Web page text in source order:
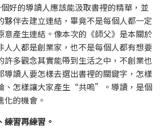
好的導讀人應該能汲取書裡的精華，並
夥伴去建立連結，畢竟不是每個人都一定
意產生連結。像本次的《師父》是本關於
人人都是創業家，也不是每個人都有想要
許多觀念其實能帶到生活之中，不創業也
導讀人要怎樣去選出書裡的關鍵字，怎樣
、怎樣讓大家產生“共嗚”。導讀，是個
化的機會。
練習再練習。